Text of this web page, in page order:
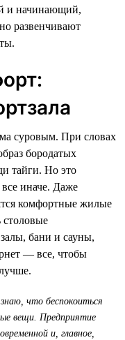
и начинающий,
развенчивают
суровым. При словах
бородатых
тайги. Но это
иначе. Даже
комфортные жилые
столовые
бани и сауны,
— все, чтобы
что беспокоиться
вещи. Предприятие
и, главное,